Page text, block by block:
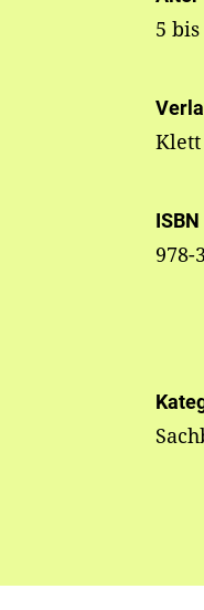
5 bis
ISBN
978-